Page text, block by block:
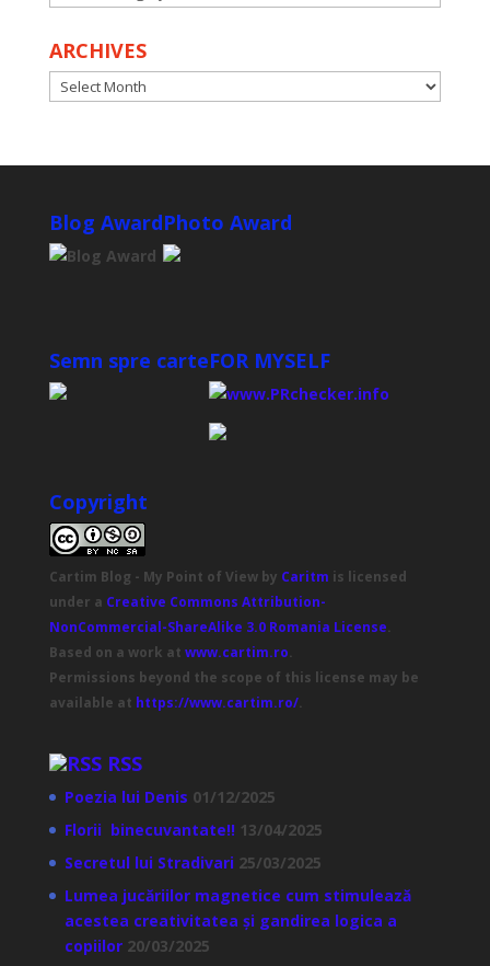
ARCHIVES
ARCHIVES
Blog AwardPhoto Award
Semn spre carteFOR MYSELF
Copyright
Cartim Blog - My Point of Viewby Caritm is licensed
under a Creative Commons Attribution-
NonCommercial-ShareAlike 3.0 Romania License.
Based on a work at www.cartim.ro.
Permissions beyond the scope of this license may be
available at https://www.cartim.ro/.
RSS
Poezia lui Denis 01/12/2025
Florii binecuvantate!! 13/04/2025
Secretul lui Stradivari 25/03/2025
Lumea jucăriilor magnetice cum stimulează
acestea creativitatea și gandirea logica a
copiilor 20/03/2025